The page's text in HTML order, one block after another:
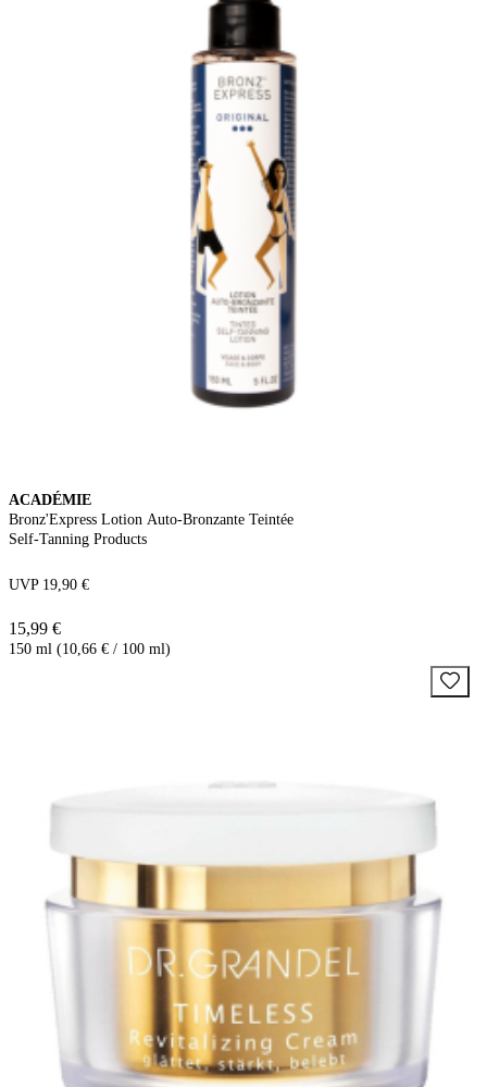
ACADÉMIE
Bronz'Express Lotion Auto-Bronzante Teintée
Self-Tanning Products
UVP 19,90 €
15,99 €
150 ml (10,66 € / 100 ml)